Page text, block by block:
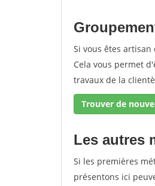
Si vous êtes
Cela vous permet
travaux de la
Trouver de
Les autres
Si les premières
présentons ici